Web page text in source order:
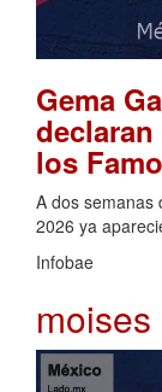
Gema
declaran
los
A dos semanas
2026 ya
Infobae